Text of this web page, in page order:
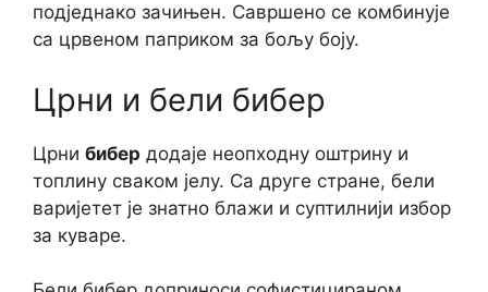
подједнако зачињен. Савршено се комбинује
са црвеном паприком за бољу боју.
Црни и бели бибер
Црни бибер додаје неопходну оштрину и
топлину сваком јелу. Са друге стране, бели
варијетет је знатно блажи и суптилнији избор
за куваре.